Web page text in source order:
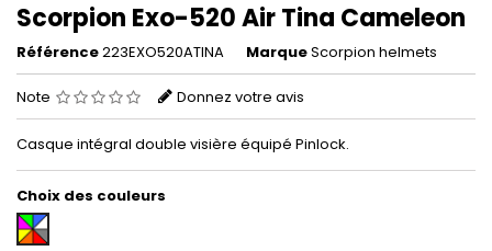
Scorpion Exo-520 Air Tina Cameleon
Référence223EXO520ATINA MarqueScorpion helmets
Note Donnez votre avis
Casque intégral double visière équipé Pinlock.
Choix des couleurs
Multicouleur